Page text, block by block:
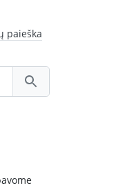
paieška